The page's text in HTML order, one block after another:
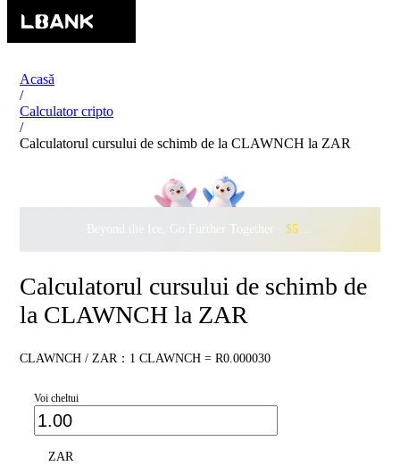
Acasă
/
Calculator cripto
/
Calculatorul cursului de schimb de la CLAWNCH la ZAR
Beyond the Ice, Go Further Together · $500,000
Calculatorul cursului de schimb de
la CLAWNCH la ZAR
CLAWNCH / ZAR：1 CLAWNCH = R0.000030
Voi cheltui
ZAR